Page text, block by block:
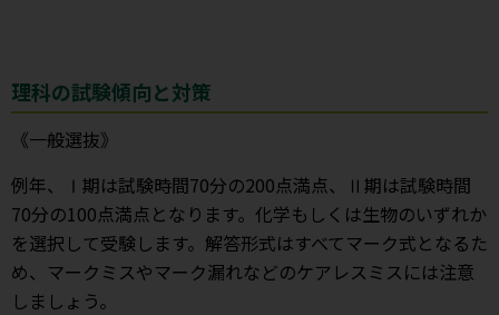
理科の試験傾向と対策
《一般選抜》
例年、Ⅰ期は試験時間70分の200点満点、Ⅱ期は試験時間
70分の100点満点となります。化学もしくは生物のいずれか
を選択して受験します。解答形式はすべてマーク式となるた
め、マークミスやマーク漏れなどのケアレスミスには注意
しましょう。